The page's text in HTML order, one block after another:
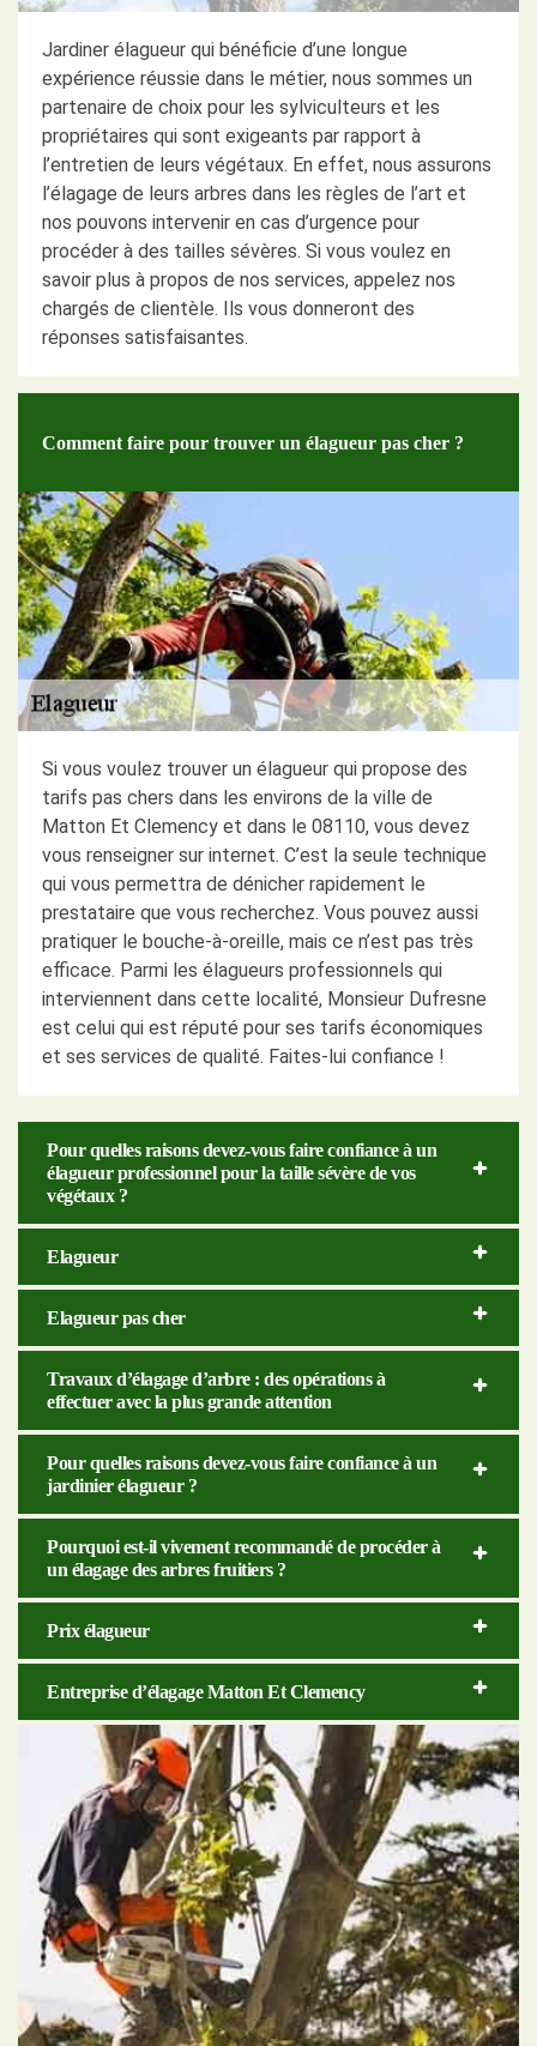
Jardiner élagueur qui bénéficie d’une longue
expérience réussie dans le métier, nous sommes un
partenaire de choix pour les sylviculteurs et les
propriétaires qui sont exigeants par rapport à
l’entretien de leurs végétaux. En effet, nous assurons
l’élagage de leurs arbres dans les règles de l’art et
nos pouvons intervenir en cas d’urgence pour
procéder à des tailles sévères. Si vous voulez en
savoir plus à propos de nos services, appelez nos
chargés de clientèle. Ils vous donneront des
réponses satisfaisantes.
Comment faire pour trouver un élagueur pas cher ?
Si vous voulez trouver un élagueur qui propose des
tarifs pas chers dans les environs de la ville de
Matton Et Clemency et dans le 08110, vous devez
vous renseigner sur internet. C’est la seule technique
qui vous permettra de dénicher rapidement le
prestataire que vous recherchez. Vous pouvez aussi
pratiquer le bouche-à-oreille, mais ce n’est pas très
efficace. Parmi les élagueurs professionnels qui
interviennent dans cette localité, Monsieur Dufresne
est celui qui est réputé pour ses tarifs économiques
et ses services de qualité. Faites-lui confiance !
Pour quelles raisons devez-vous faire confiance à un
élagueur professionnel pour la taille sévère de vos
végétaux ?
Elagueur
Elagueur pas cher
Travaux d’élagage d’arbre : des opérations à
effectuer avec la plus grande attention
Pour quelles raisons devez-vous faire confiance à un
jardinier élagueur ?
Pourquoi est-il vivement recommandé de procéder à
un élagage des arbres fruitiers ?
Prix élagueur
Entreprise d’élagage Matton Et Clemency